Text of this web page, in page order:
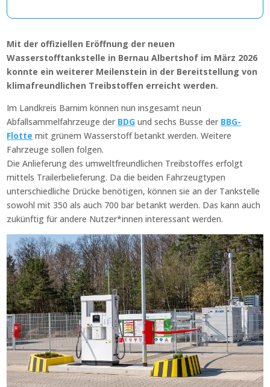
Mit der offiziellen Eröffnung der neuen
Wasserstofftankstelle in Bernau Albertshof im März 2026
konnte ein weiterer Meilenstein in der Bereitstellung von
klimafreundlichen Treibstoffen erreicht werden.
Im Landkreis Barnim können nun insgesamt neun
Abfallsammelfahrzeuge der BDG und sechs Busse der BBG-
Flotte mit grünem Wasserstoff betankt werden. Weitere
Fahrzeuge sollen folgen.
Die Anlieferung des umweltfreundlichen Treibstoffes erfolgt
mittels Trailerbelieferung. Da die beiden Fahrzeugtypen
unterschiedliche Drücke benötigen, können sie an der Tankstelle
sowohl mit 350 als auch 700 bar betankt werden. Das kann auch
zukünftig für andere Nutzer*innen interessant werden.